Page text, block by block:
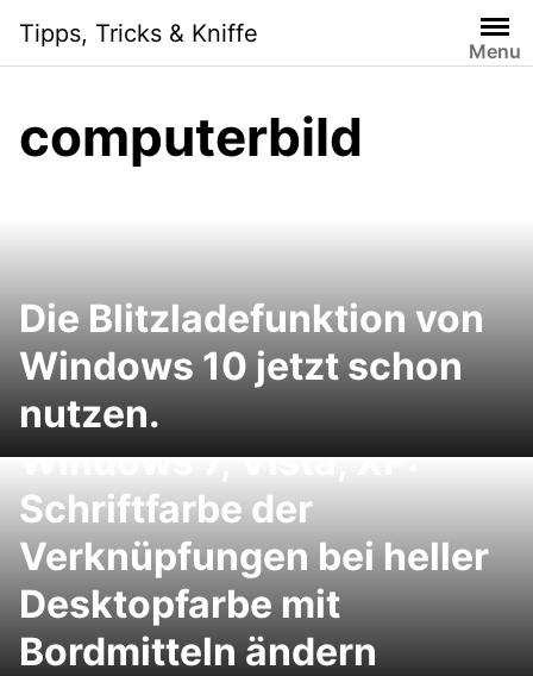
content
Tipps, Tricks & Kniffe
Menu
computerbild
Die Blitzladefunktion von
Windows 10 jetzt schon
nutzen.
Windows 7, Vista, XP:
Schriftfarbe der
Verknüpfungen bei heller
Desktopfarbe mit
Bordmitteln ändern